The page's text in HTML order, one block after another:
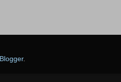
Blogger.